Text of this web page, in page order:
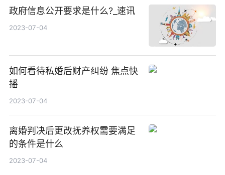
政府信息公开要求是什么?_速讯
2023-07-04
如何看待私婚后财产纠纷 焦点快
播
2023-07-04
离婚判决后更改抚养权需要满足
的条件是什么
2023-07-04